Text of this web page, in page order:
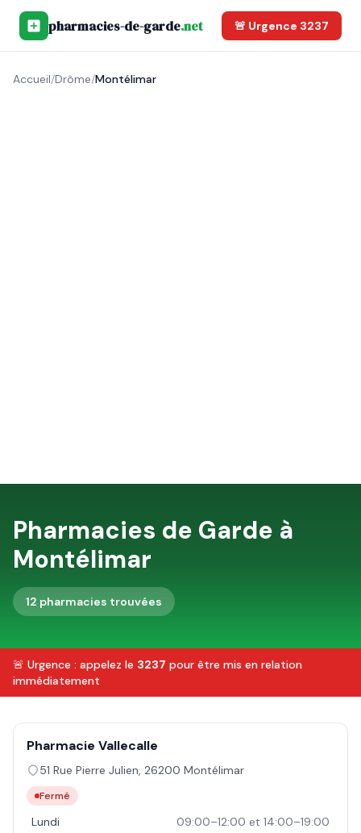
pharmacies-de-garde.net 🚨 Urgence 3237
Accueil/Drôme/Montélimar
Pharmacies de Garde à
Montélimar
12 pharmacies trouvées
🚨 Urgence : appelez le 3237 pour être mis en relation
immédiatement
Pharmacie Vallecalle
51 Rue Pierre Julien, 26200 Montélimar
Fermé
Lundi
09:00–12:00 et 14:00–19:00